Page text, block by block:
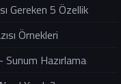
Gereken 5 Özellik
Örnekleri
Sunum Hazırlama